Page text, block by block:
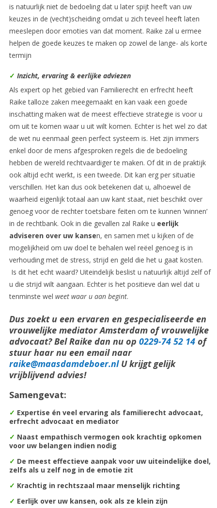
is natuurlijk niet de bedoeling dat u later spijt heeft van uw
keuzes in de (vecht)scheiding omdat u zich teveel heeft laten
meeslepen door emoties van dat moment. Raike zal u ermee
helpen de goede keuzes te maken op zowel de lange- als korte
termijn
✓ Inzicht, ervaring & eerlijke adviezen
Als expert op het gebied van Familierecht en erfrecht heeft
Raike talloze zaken meegemaakt en kan vaak een goede
inschatting maken wat de meest effectieve strategie is voor u
om uit te komen waar u uit wilt komen. Echter is het wel zo dat
de wet nu eenmaal geen perfect systeem is. Het zijn immers
enkel door de mens afgesproken regels die de bedoeling
hebben de wereld rechtvaardiger te maken. Of dit in de praktijk
ook altijd echt werkt, is een tweede. Dit kan erg per situatie
verschillen. Het kan dus ook betekenen dat u, alhoewel de
waarheid eigenlijk totaal aan uw kant staat, niet beschikt over
genoeg voor de rechter toetsbare feiten om te kunnen ‘winnen’
in de rechtbank. Ook in die gevallen zal Raike u eerlijk
adviseren over uw kansen, en samen met u kijken of de
mogelijkheid om uw doel te behalen wel reëel genoeg is in
verhouding met de stress, strijd en geld die het u gaat kosten.
Is dit het echt waard? Uiteindelijk beslist u natuurlijk altijd zelf of
u die strijd wilt aangaan. Echter is het positieve dan wel dat u
tenminste wel weet waar u aan begint.
Dus zoekt u een ervaren en gespecialiseerde en
vrouwelijke mediator Amsterdam of vrouwelijke
advocaat? Bel Raike dan nu op 0229-74 52 14 of
stuur haar nu een email naar
raike@maasdamdeboer.nl U krijgt gelijk
vrijblijvend advies!
Samengevat:
✓ Expertise én veel ervaring als familierecht advocaat,
erfrecht advocaat en mediator
✓ Naast empathisch vermogen ook krachtig opkomen
voor uw belangen indien nodig
✓ De meest effectieve aanpak voor uw uiteindelijke doel,
zelfs als u zelf nog in de emotie zit
✓ Krachtig in rechtszaal maar menselijk richting
✓ Eerlijk over uw kansen, ook als ze klein zijn